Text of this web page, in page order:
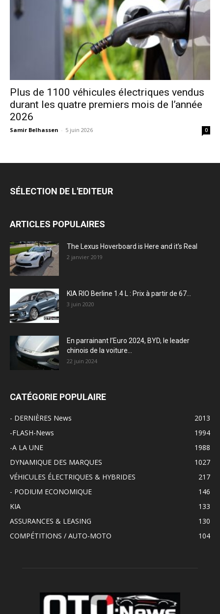
Plus de 1100 véhicules électriques vendus
durant les quatre premiers mois de l’année
2026
Samir Belhassen - 5 juin 2026 0
SÉLECTION DE L'EDITEUR
ARTICLES POPULAIRES
The Lexus Hoverboard is Here and it’s Real
2 janvier 2019
KIA RIO Berline 1.4 L : Prix à partir de 67...
3 juin 2020
En parrainant l’Euro 2024, BYD, le leader
chinois de la voiture...
22 juin 2024
CATÉGORIE POPULAIRE
- DERNIÈRES News
2013
-FLASH-News
1994
-A LA UNE
1988
DYNAMIQUE DES MARQUES
1027
VÉHICULES ÉLECTRIQUES & HYBRIDES
217
- PODIUM ECONOMIQUE
146
KIA
133
ASSURANCES & LEASING
130
COMPÉTITIONS / AUTO-MOTO
104